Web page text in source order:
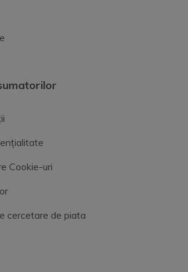
Cookie-uri
cercetare de piata